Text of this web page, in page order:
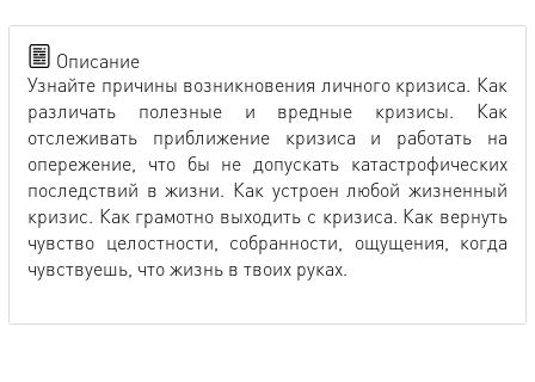
Описание
Узнайте причины возникновения личного кризиса. Как
различать полезные и вредные кризисы. Как
отслеживать приближение кризиса и работать на
опережение, что бы не допускать катастрофических
последствий в жизни. Как устроен любой жизненный
кризис. Как грамотно выходить с кризиса. Как вернуть
чувство целостности, собранности, ощущения, когда
чувствуешь, что жизнь в твоих руках.